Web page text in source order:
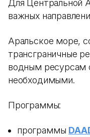
Для Центральной
важных
Аральское море,
трансграничные
водным ресурсам
необходимыми.
Программы:
программы